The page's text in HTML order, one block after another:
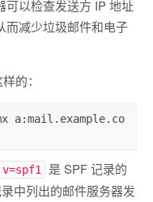
可以检查发送方 IP 地址
而减少垃圾邮件和电子
的：
a:mail.example.co
v=spf1
是 SPF 记录的
中列出的邮件服务器发